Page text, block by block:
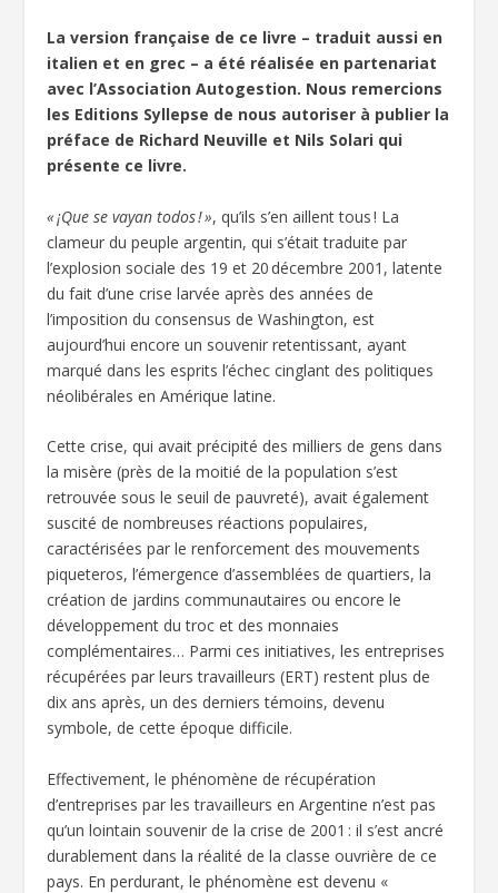
La version française de ce livre – traduit aussi en
italien et en grec – a été réalisée en partenariat
avec l’Association Autogestion. Nous remercions
les Editions Syllepse de nous autoriser à publier la
préface de Richard Neuville et Nils Solari qui
présente ce livre.
« ¡Que se vayan todos ! », qu’ils s’en aillent tous ! La
clameur du peuple argentin, qui s’était traduite par
l’explosion sociale des 19 et 20 décembre 2001, latente
du fait d’une crise larvée après des années de
l’imposition du consensus de Washington, est
aujourd’hui encore un souvenir retentissant, ayant
marqué dans les esprits l’échec cinglant des politiques
néolibérales en Amérique latine.
Cette crise, qui avait précipité des milliers de gens dans
la misère (près de la moitié de la population s’est
retrouvée sous le seuil de pauvreté), avait également
suscité de nombreuses réactions populaires,
caractérisées par le renforcement des mouvements
piqueteros, l’émergence d’assemblées de quartiers, la
création de jardins communautaires ou encore le
développement du troc et des monnaies
complémentaires… Parmi ces initiatives, les entreprises
récupérées par leurs travailleurs (ERT) restent plus de
dix ans après, un des derniers témoins, devenu
symbole, de cette époque difficile.
Effectivement, le phénomène de récupération
d’entreprises par les travailleurs en Argentine n’est pas
qu’un lointain souvenir de la crise de 2001 : il s’est ancré
durablement dans la réalité de la classe ouvrière de ce
pays. En perdurant, le phénomène est devenu «